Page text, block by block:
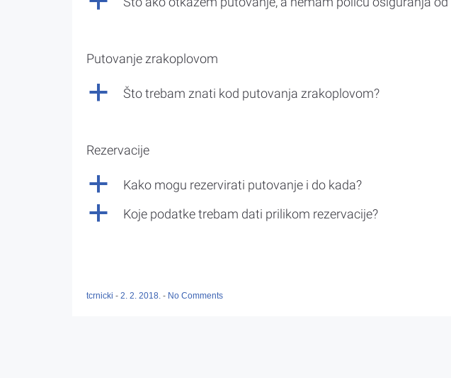
Putovanje zrakoplovom
a Što trebam znati kod putovanja zrakoplovom?
Rezervacije
a Kako mogu rezervirati putovanje i do kada?
a Koje podatke trebam dati prilikom rezervacije?
tcrnicki - 2. 2. 2018. - No Comments